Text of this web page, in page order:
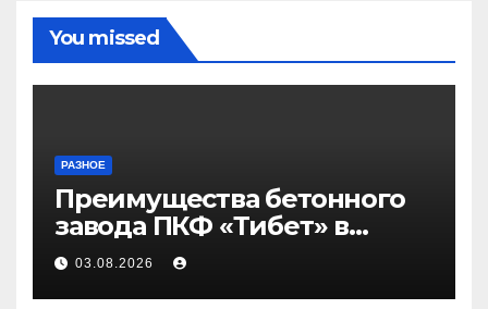
You missed
РАЗНОЕ
Преимущества бетонного
завода ПКФ «Тибет» в
Волгограде и Волжском
03.08.2026